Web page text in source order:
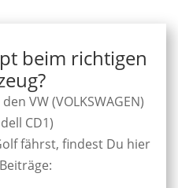
beim richtigen
VW (VOLKSWAGEN)
CD1)
fährst, findest Du hier